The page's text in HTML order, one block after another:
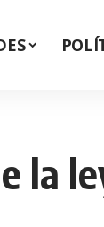
la